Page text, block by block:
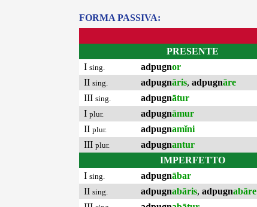
FORMA PASSIVA:
PRESENTE
I sing. adpugnor
II sing. adpugnāris, adpugnāre
III sing. adpugnātur
I plur. adpugnāmur
II plur. adpugnamĭni
III plur. adpugnantur
IMPERFETTO
I sing. adpugnābar
II sing. adpugnabāris, adpugnabāre